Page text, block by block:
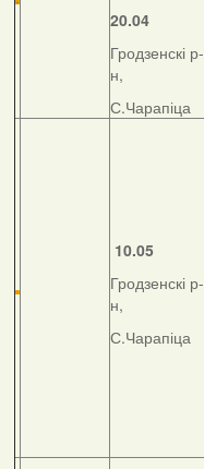
20.04
Гродзенскі р-
н,
С.Чарапіца
10.05
Гродзенскі р-
н,
С.Чарапіца